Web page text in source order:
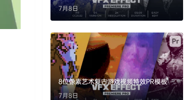
7月8日
8位像素艺术复古游戏视频特效PR模板
7月8日